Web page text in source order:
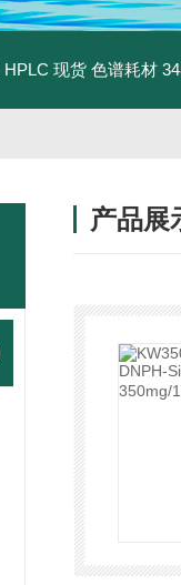
HPLC 现货 色谱耗材
产品展